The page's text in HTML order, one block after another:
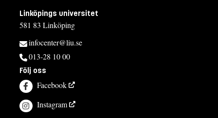
Linköpings universitet
581 83 Linköping
infocenter@liu.se
013-28 10 00
Följ oss
Facebook
Instagram